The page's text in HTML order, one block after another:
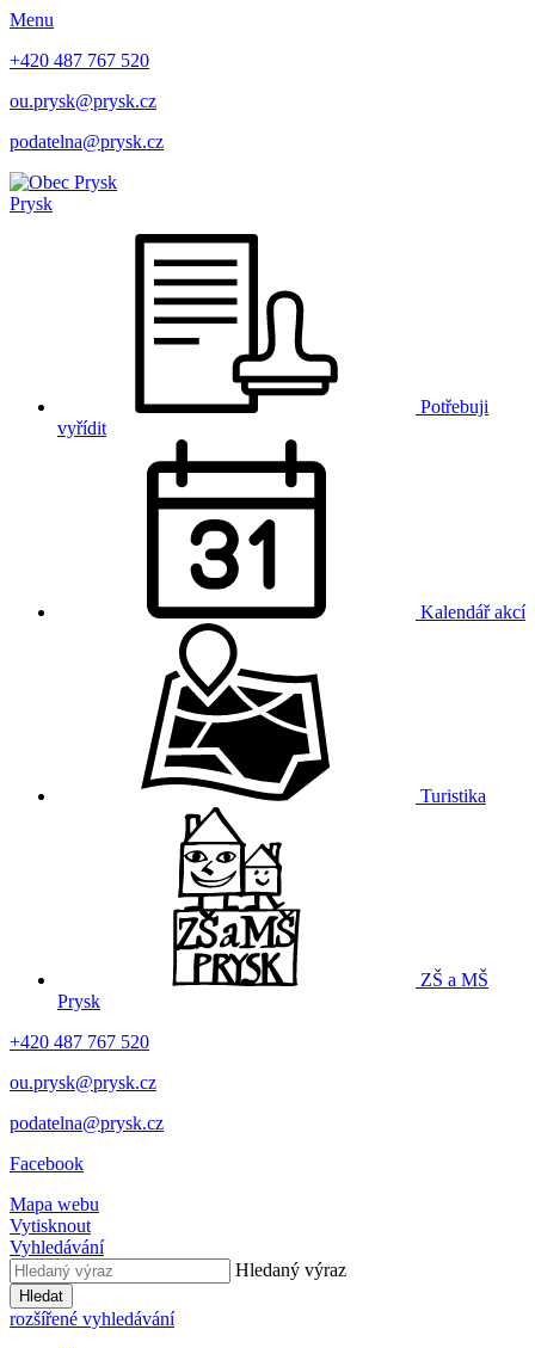
Menu
+420 487 767 520
ou.prysk@prysk.cz
podatelna@prysk.cz
Prysk
Potřebuji
vyřídit
Kalendář akcí
Turistika
ZŠ a MŠ
Prysk
+420 487 767 520
ou.prysk@prysk.cz
podatelna@prysk.cz
Facebook
Mapa webu
Vytisknout
Vyhledávání
Hledaný výraz
Hledat
rozšířené vyhledávání